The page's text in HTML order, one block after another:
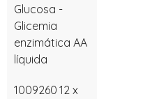
Glucosa -
Glicemia
enzimática AA
líquida
1009260 12 x